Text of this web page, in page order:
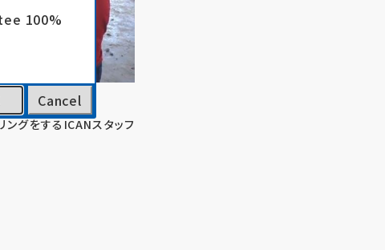
グをするICANスタッフ
100%
Cancel